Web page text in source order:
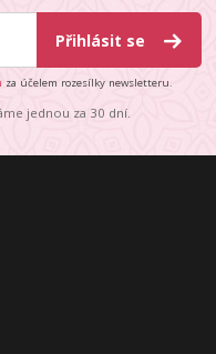
Přihlásit se
za účelem rozesílky newsletteru.
jednou za 30 dní.